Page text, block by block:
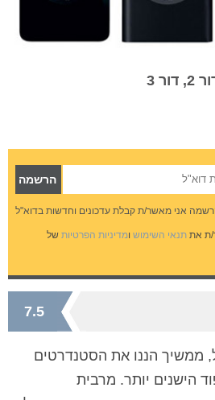
אני מאשר/ת קבלת עדכונים וחדשות בדוא"ל
ת אתתנאי השימוש ומדיניות הפרטיות של
7.5
ממשיך הננו את הסטנדרטים
הישנים יותר. מרבית